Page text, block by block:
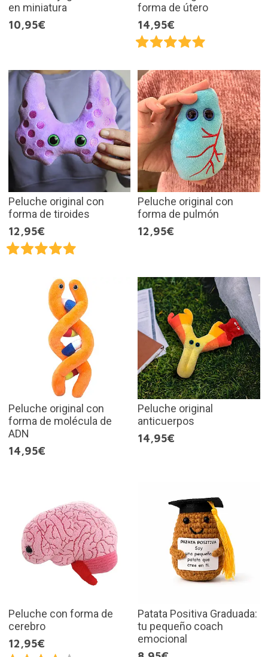
en miniatura
10,95€
forma de útero
14,95€
Peluche original con
forma de tiroides
12,95€
Peluche original con
forma de pulmón
12,95€
Peluche original con
forma de molécula de
ADN
14,95€
Peluche original
anticuerpos
14,95€
Peluche con forma de
cerebro
12,95€
Patata Positiva Graduada:
tu pequeño coach
emocional